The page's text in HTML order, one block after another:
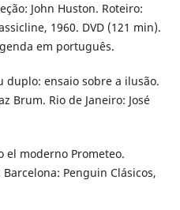
John Huston. Roteiro:
1960. DVD (121 min).
em português.
duplo: ensaio sobre a ilusão.
Brum. Rio de Janeiro: José
el moderno Prometeo.
Penguin Clásicos,